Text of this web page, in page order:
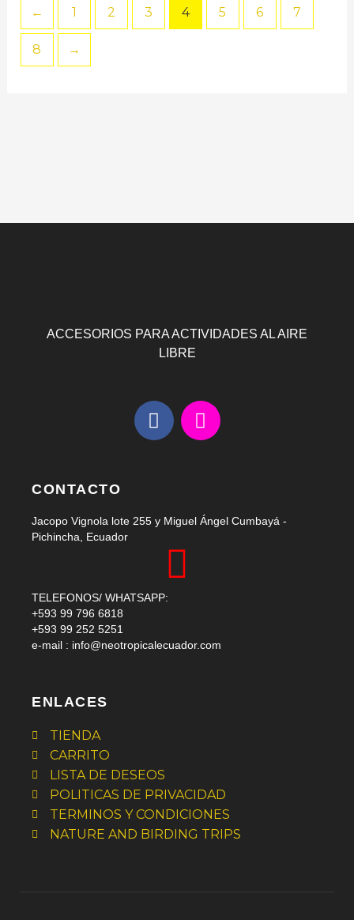
← 1 2 3 4 5 6 7
8 →
ACCESORIOS PARA ACTIVIDADES AL AIRE
LIBRE
F
a
o
I
n
g
r
CONTACTO
Jacopo Vignola lote 255 y Miguel Ángel Cumbayá -
Pichincha, Ecuador
TELEFONOS/ WHATSAPP:
+593 99 796 6818
+593 99 252 5251
e-mail : info@neotropicalecuador.com
ENLACES
TIENDA
CARRITO
LISTA DE DESEOS
POLITICAS DE PRIVACIDAD
TERMINOS Y CONDICIONES
NATURE AND BIRDING TRIPS